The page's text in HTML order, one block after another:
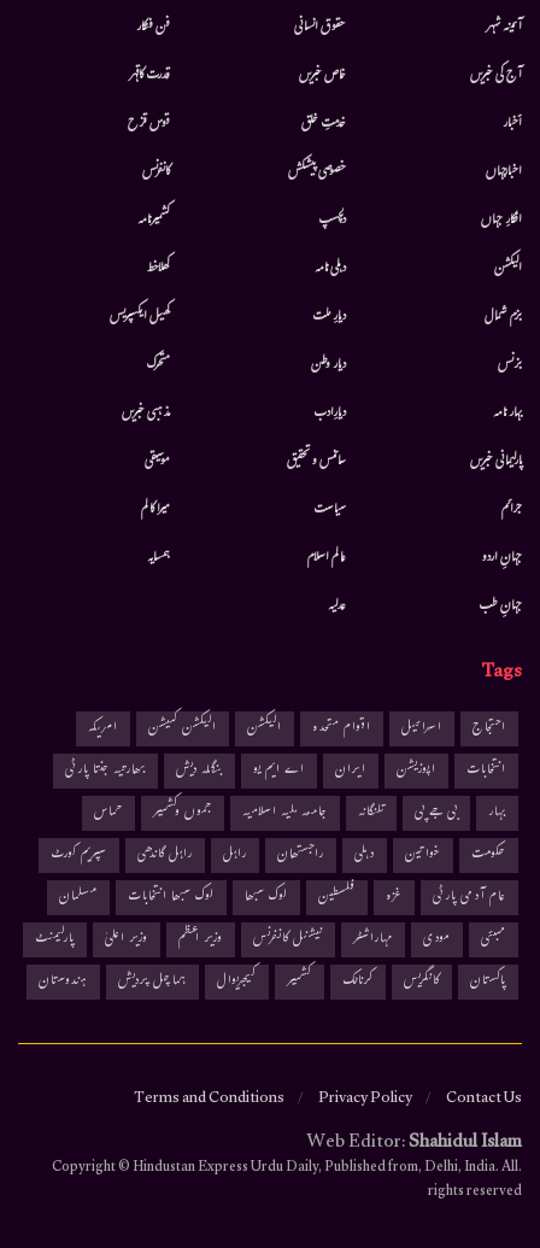
آئینہ شہر
آج کی خبریں
أخبار
اخبارجہاں
افکارِ جہاں
الیکشن
بزم شمال
بزنس
بہار نامہ
پارلیمانی خبریں
جرائم
جہانِ اردو
جہانِ طب
حقوق انسانی
خاص خبریں
خدمتِ خلق
خصوصی پیشکش
دلچسپ
دہلی نامہ
دیارِ ملت
دیار وطن
دیارِادب
سائنس و تحقیق
سیاست
عالم اسلام
عدلیہ
فن فنکار
قدرت کاقہر
قوس قزح
کانفرنس
کشمیرنامہ
کھلاخط
کھیل ایکسپریس
متحرك
مذہبی خبریں
موسيقى
میرا کالم
ہمسایہ
Tags
احتجاج اسرائیل اقوام متحدہ الیکشن الیکشن کمیشن
امریکہ
انتخابات
اپوزیشن ایران اے ایم یو بنگلہ دیش
بھارتیہ جنتا پارٹی
بہار
بی جے پی تلنگانہ جامعہ ملیہ اسلامیہ جموں وکشمیر
حماس
حکومت
خواتین دہلی راجستھان راہل راہل گاندھی
سپریم کورٹ
عام آدمی پارٹی
غزہ فلسطین لوک سبھا لوک سبھا انتخابات
مسلمان
ممبئی
مودی مہاراشٹر نیشنل کانفرنس وزیر اعظم وزیر اعلیٰ
پارلیمنٹ
پاکستان
کانگریس کرناٹک کشمیر کیجریوال ہماچل پردیش ہندوستان
Contact Us
Privacy Policy
Terms and Conditions
Web Editor:Shahidul Islam
.Copyright © Hindustan Express Urdu Daily, Published from, Delhi, India. All
rights reserved